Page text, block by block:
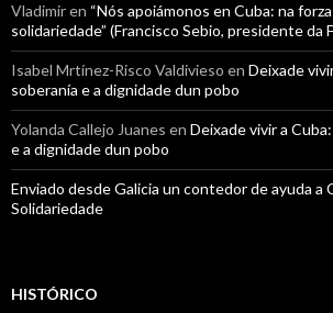
Vladimiren “Nós apoiámonos en Cuba: na
solidariedade” (Francisco Sebio, presidente da
Isabel Mrtínez-Risco Valdivieso en Deixade
soberanía e a dignidade dun pobo
Yolanda Callejo Juanes en Deixade vivir a
e a dignidade dun pobo
Enviado desde Galicia un contedor de ayuda a
Solidariedade
HISTÓRICO